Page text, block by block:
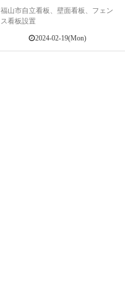
福山市自立看板、壁面看板、フェン
ス看板設置
2024-02-19(Mon)